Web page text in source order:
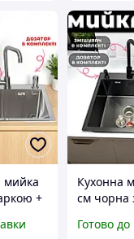
мийка
+
Кухонна
см чорна
Готово